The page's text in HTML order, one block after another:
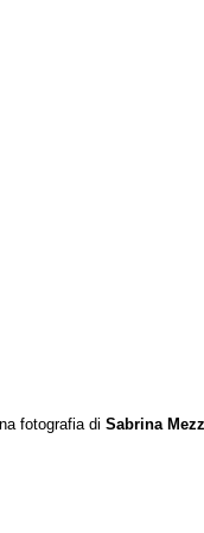
fotografia di Sabrina